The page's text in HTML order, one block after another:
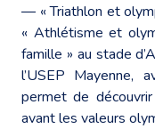
― « Triathlon et
« Athlétisme et
famille » au stade
l’USEP Mayenne,
permet de
avant les valeurs